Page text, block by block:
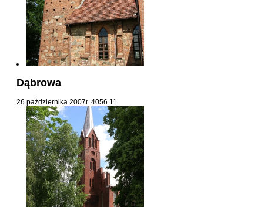
Dąbrowa
26 października 2007r. 4056 11